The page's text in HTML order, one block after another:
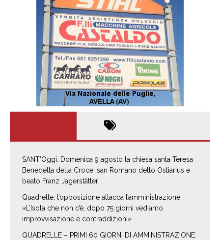
SANT’Oggi. Domenica 9 agosto la chiesa santa Teresa
Benedetta della Croce, san Romano detto Ostiarius e
beato Franz Jägerstätter
Quadrelle, l’opposizione attacca l’amministrazione:
«L’Isola che non c’è, dopo 75 giorni vediamo
improvvisazione e contraddizioni»
QUADRELLE – PRIMI 60 GIORNI DI AMMINISTRAZIONE: